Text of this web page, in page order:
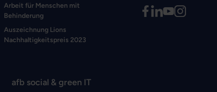
Arbeit für Menschen mit
Behinderung
Auszeichnung Lions
Nachhaltigkeitspreis 2023
afb social & green IT